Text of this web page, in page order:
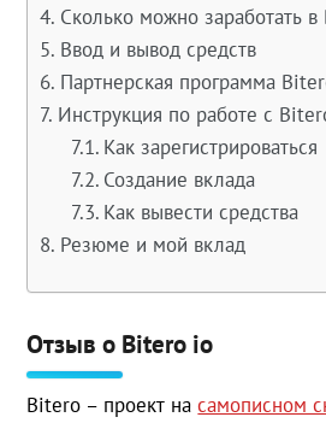
Сколько можно заработать
Ввод и вывод средств
Партнерская программа
Инструкция по работе с
Как зарегистрироваться
Создание вклада
Как вывести средства
Резюме и мой вклад
Отзыв о Bitero io
Bitero – проект насамописном